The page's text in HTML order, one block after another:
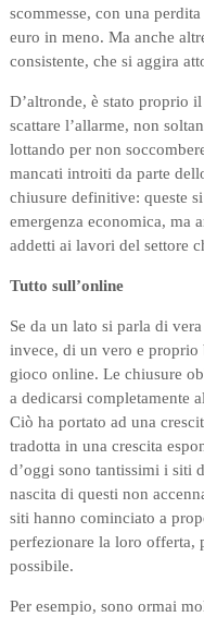
scommesse, con una
euro in meno. Ma anche
consistente, che si aggira
D’altronde, è stato proprio
scattare l’allarme, non
lottando per non
mancati introiti da parte
chiusure definitive: queste
emergenza economica, ma
addetti ai lavori del settore
Tutto sull’online
Se da un lato si parla di
invece, di un vero e proprio
gioco online. Le chiusure
a dedicarsi completamente
Ciò ha portato ad una
tradotta in una crescita
d’oggi sono tantissimi i siti
nascita di questi non
siti hanno cominciato a
perfezionare la loro offerta,
possibile.
Per esempio, sono ormai